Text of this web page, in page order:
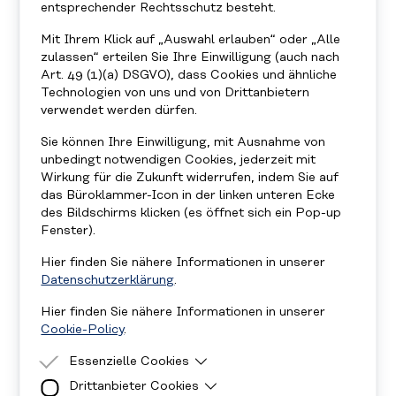
entsprechender Rechtsschutz besteht.
Mit Ihrem Klick auf „Auswahl erlauben“ oder „Alle
zulassen“ erteilen Sie Ihre Einwilligung (auch nach
Art. 49 (1)(a) DSGVO), dass Cookies und ähnliche
Technologien von uns und von Drittanbietern
verwendet werden dürfen.
Sie können Ihre Einwilligung, mit Ausnahme von
unbedingt notwendigen Cookies, jederzeit mit
Wirkung für die Zukunft widerrufen, indem Sie auf
das Büroklammer-Icon in der linken unteren Ecke
des Bildschirms klicken (es öffnet sich ein Pop-up
Fenster).
Hier finden Sie nähere Informationen in unserer
Datenschutzerklärung.
Hier finden Sie nähere Informationen in unserer
Cookie-Policy.
Essenzielle Cookies
Essenzielle Cookies sind Cookies, welche für
Drittanbieter Cookies
UNSERE
KOOPERATIONSPARTN
ER:INNEN